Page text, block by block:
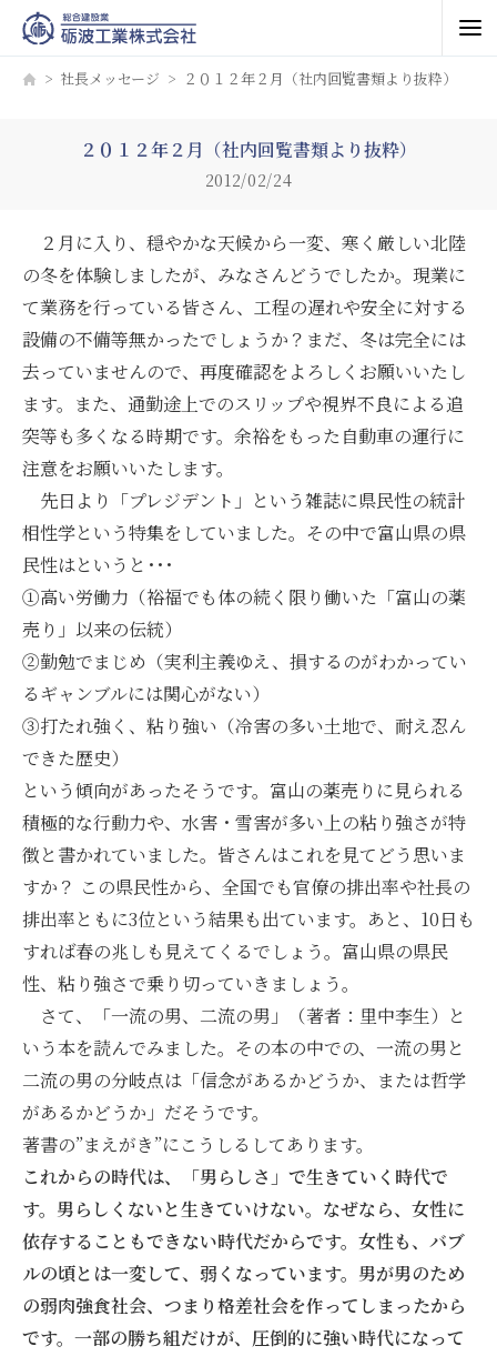
社長メッセージ ２０１２年２月（社内回覧書類より抜粋）
２０１２年２月（社内回覧書類より抜粋）
2012/02/24
２月に入り、穏やかな天候から一変、寒く厳しい北陸
の冬を体験しましたが、みなさんどうでしたか。現業に
て業務を行っている皆さん、工程の遅れや安全に対する
設備の不備等無かったでしょうか？まだ、冬は完全には
去っていませんので、再度確認をよろしくお願いいたし
ます。また、通勤途上でのスリップや視界不良による追
突等も多くなる時期です。余裕をもった自動車の運行に
注意をお願いいたします。
先日より「プレジデント」という雑誌に県民性の統計
相性学という特集をしていました。その中で富山県の県
民性はというと･･･
①高い労働力（裕福でも体の続く限り働いた「富山の薬
売り」以来の伝統）
②勤勉でまじめ（実利主義ゆえ、損するのがわかってい
るギャンブルには関心がない）
③打たれ強く、粘り強い（冷害の多い土地で、耐え忍ん
できた歴史）
という傾向があったそうです。富山の薬売りに見られる
積極的な行動力や、水害・雪害が多い上の粘り強さが特
徴と書かれていました。皆さんはこれを見てどう思いま
すか？ この県民性から、全国でも官僚の排出率や社長の
排出率ともに3位という結果も出ています。あと、10日も
すれば春の兆しも見えてくるでしょう。富山県の県民
性、粘り強さで乗り切っていきましょう。
さて、「一流の男、二流の男」（著者：里中李生）と
いう本を読んでみました。その本の中での、一流の男と
二流の男の分岐点は「信念があるかどうか、または哲学
があるかどうか」だそうです。
著書の”まえがき”にこうしるしてあります。
これからの時代は、「男らしさ」で生きていく時代で
す。男らしくないと生きていけない。なぜなら、女性に
依存することもできない時代だからです。女性も、バブ
ルの頃とは一変して、弱くなっています。男が男のため
の弱肉強食社会、つまり格差社会を作ってしまったから
です。一部の勝ち組だけが、圧倒的に強い時代になって